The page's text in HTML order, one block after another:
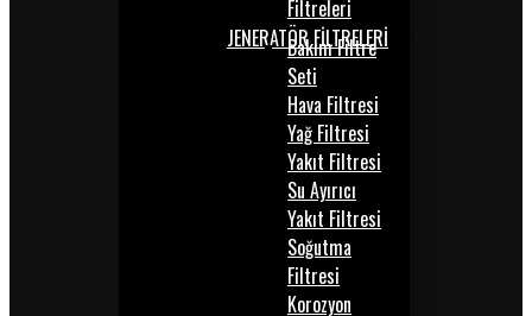
Filtreleri
JENERATÖR FİLTRELERİ
Bakım Filtre
Seti
Hava Filtresi
Yağ Filtresi
Yakıt Filtresi
Su Ayırıcı
Yakıt Filtresi
Soğutma
Filtresi
Korozyon